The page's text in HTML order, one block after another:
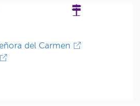
del Carmen